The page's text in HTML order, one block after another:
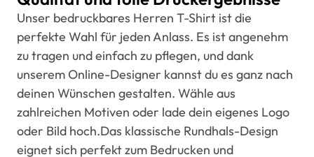
Unser bedruckbares Herren T-Shirt ist die
perfekte Wahl für jeden Anlass. Es ist angenehm
zu tragen und einfach zu pflegen, und dank
unserem Online-Designer kannst du es ganz nach
deinen Wünschen gestalten. Wähle aus
zahlreichen Motiven oder lade dein eigenes Logo
oder Bild hoch.Das klassische Rundhals-Design
eignet sich perfekt zum Bedrucken und